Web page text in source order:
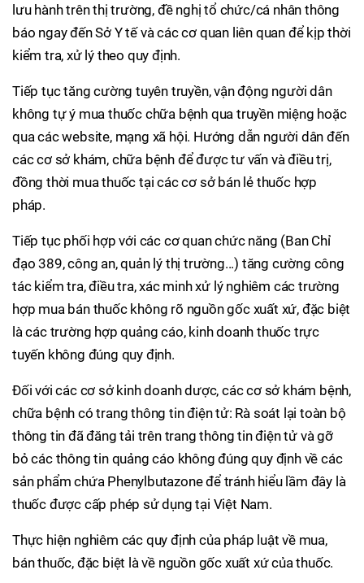
lưu hành trên thị trường, đề nghị tổ chức/cá nhân thông
báo ngay đến Sở Y tế và các cơ quan liên quan để kịp thời
kiểm tra, xử lý theo quy định.
Tiếp tục tăng cường tuyên truyền, vận động người dân
không tự ý mua thuốc chữa bệnh qua truyền miệng hoặc
qua các website, mạng xã hội. Hướng dẫn người dân đến
các cơ sở khám, chữa bệnh để được tư vấn và điều trị,
đồng thời mua thuốc tại các cơ sở bán lẻ thuốc hợp
pháp.
Tiếp tục phối hợp với các cơ quan chức năng (Ban Chỉ
đạo 389, công an, quản lý thị trường...) tăng cường công
tác kiểm tra, điều tra, xác minh xử lý nghiêm các trường
hợp mua bán thuốc không rõ nguồn gốc xuất xứ, đặc biệt
là các trường hợp quảng cáo, kinh doanh thuốc trực
tuyến không đúng quy định.
Đối với các cơ sở kinh doanh dược, các cơ sở khám bệnh,
chữa bệnh có trang thông tin điện tử: Rà soát lại toàn bộ
thông tin đã đăng tải trên trang thông tin điện tử và gỡ
bỏ các thông tin quảng cáo không đúng quy định về các
sản phẩm chứa Phenylbutazone để tránh hiểu lầm đây là
thuốc được cấp phép sử dụng tại Việt Nam.
Thực hiện nghiêm các quy định của pháp luật về mua,
bán thuốc, đặc biệt là về nguồn gốc xuất xứ của thuốc.